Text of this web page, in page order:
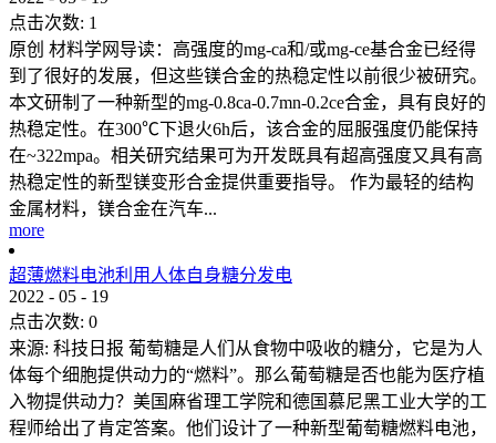
点击次数: 1
原创 材料学网导读：高强度的mg-ca和/或mg-ce基合金已经得
到了很好的发展，但这些镁合金的热稳定性以前很少被研究。
本文研制了一种新型的mg-0.8ca-0.7mn-0.2ce合金，具有良好的
热稳定性。在300℃下退火6h后，该合金的屈服强度仍能保持
在~322mpa。相关研究结果可为开发既具有超高强度又具有高
热稳定性的新型镁变形合金提供重要指导。 作为最轻的结构
金属材料，镁合金在汽车...
more
超薄燃料电池利用人体自身糖分发电
2022 - 05 - 19
点击次数: 0
来源: 科技日报 葡萄糖是人们从食物中吸收的糖分，它是为人
体每个细胞提供动力的“燃料”。那么葡萄糖是否也能为医疗植
入物提供动力？美国麻省理工学院和德国慕尼黑工业大学的工
程师给出了肯定答案。他们设计了一种新型葡萄糖燃料电池，